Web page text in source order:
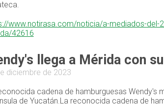
www.notirasa.com/noticia/a-mediados-del-
42616
llega a Mérida con
diciembre de 2023
cadena de hamburguesas Wendy's
de Yucatán.La reconocida cadena de